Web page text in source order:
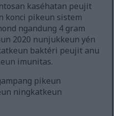
kaséhatan peujit
konci pikeun sistem
ngandung 4 gram
2020 nunjukkeun yén
baktéri peujit anu
imunitas.
pikeun
ningkatkeun